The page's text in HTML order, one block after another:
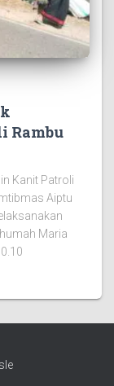
Rambu
Kanit Patroli
Aiptu
Maria